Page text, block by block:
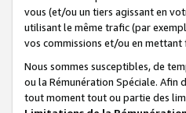
vous (et/ou un tiers agissant en
utilisant le même trafic (par
vos commissions et/ou en
Nous sommes susceptibles, de
ou la Rémunération Spéciale.
tout moment tout ou partie des